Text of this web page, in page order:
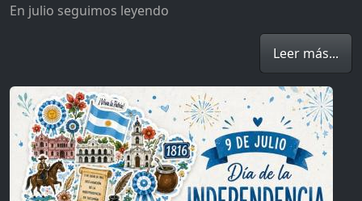
En julio seguimos leyendo
Leer más...